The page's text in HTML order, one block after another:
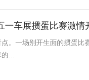
一车展掼蛋比赛激情
。一场别开生面的掼蛋
...